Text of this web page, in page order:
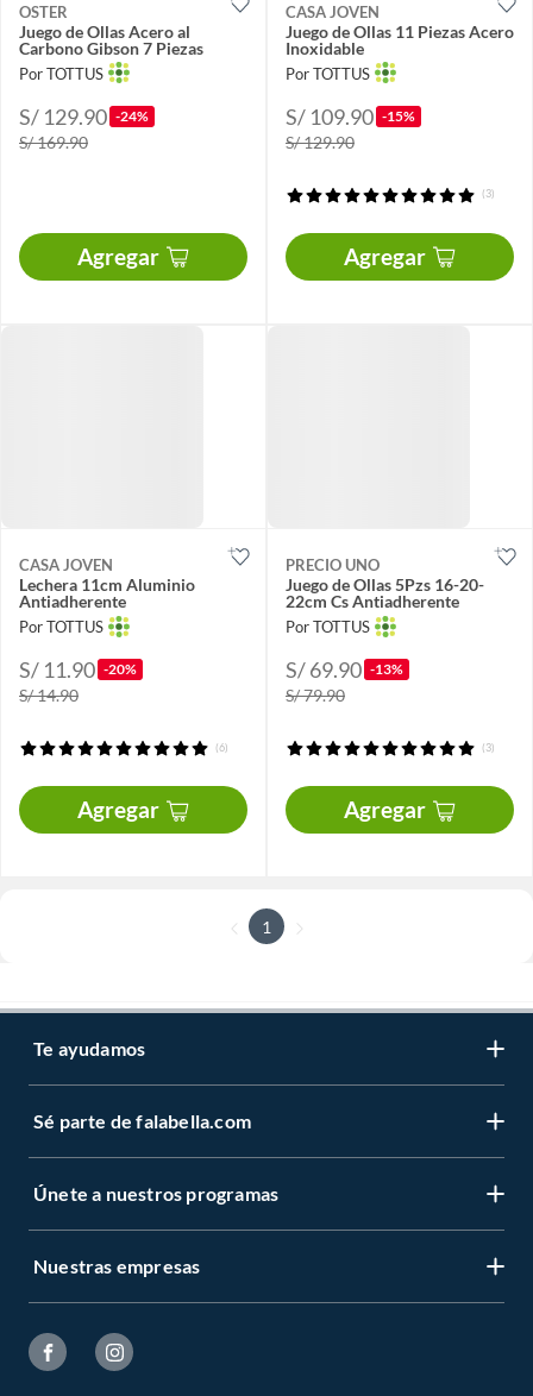
OSTER
Juego de Ollas Acero al
Carbono Gibson 7 Piezas
Por TOTTUS
S/ 129.90 -24%
S/ 169.90
Agregar
CASA JOVEN
Juego de Ollas 11 Piezas Acero
Inoxidable
Por TOTTUS
S/ 109.90 -15%
S/ 129.90
(3)
Agregar
CASA JOVEN
Lechera 11cm Aluminio
Antiadherente
Por TOTTUS
S/ 11.90 -20%
S/ 14.90
(6)
Agregar
PRECIO UNO
Juego de Ollas 5Pzs 16-20-
22cm Cs Antiadherente
Por TOTTUS
S/ 69.90 -13%
S/ 79.90
(3)
Agregar
1
Te ayudamos
Sé parte de falabella.com
Únete a nuestros programas
Nuestras empresas